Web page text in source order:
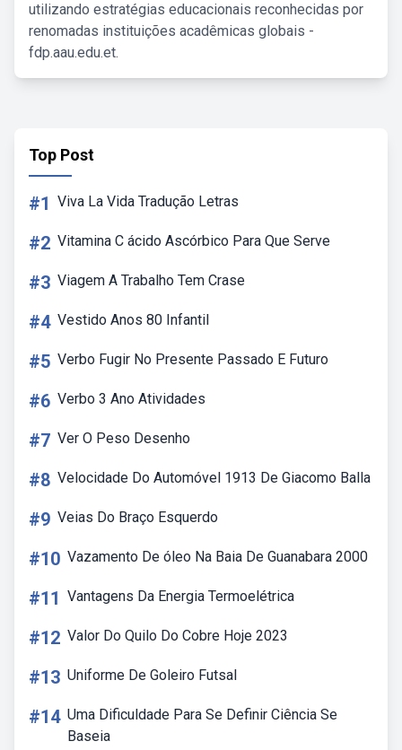
utilizando estratégias educacionais reconhecidas por
renomadas instituições acadêmicas globais -
fdp.aau.edu.et.
Top Post
#1 Viva La Vida Tradução Letras
#2 Vitamina C ácido Ascórbico Para Que Serve
#3 Viagem A Trabalho Tem Crase
#4 Vestido Anos 80 Infantil
#5 Verbo Fugir No Presente Passado E Futuro
#6 Verbo 3 Ano Atividades
#7 Ver O Peso Desenho
#8 Velocidade Do Automóvel 1913 De Giacomo Balla
#9 Veias Do Braço Esquerdo
#10 Vazamento De óleo Na Baia De Guanabara 2000
#11 Vantagens Da Energia Termoelétrica
#12 Valor Do Quilo Do Cobre Hoje 2023
#13 Uniforme De Goleiro Futsal
#14 Uma Dificuldade Para Se Definir Ciência Se
Baseia